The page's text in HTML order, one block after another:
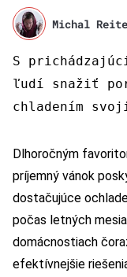
Michal
S
ľudí snažiť
chladením
Dlhoročným
príjemný vánok
dostačujúce
počas letných
domácnostiach
efektívnejšie